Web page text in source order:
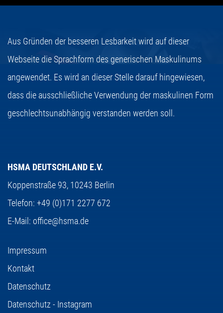
Aus Gründen der besseren Lesbarkeit wird auf dieser
Webseite die Sprachform des generischen Maskulinums
angewendet. Es wird an dieser Stelle darauf hingewiesen,
dass die ausschließliche Verwendung der maskulinen Form
geschlechtsunabhängig verstanden werden soll.
HSMA DEUTSCHLAND E.V.
Koppenstraße 93, 10243 Berlin
Telefon: +49 (0)171 2277 672
E-Mail: office@hsma.de
Impressum
Kontakt
Datenschutz
Datenschutz - Instagram